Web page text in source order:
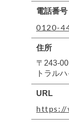
電話番号
0120-
住所
〒243-
トラル
URL
https://